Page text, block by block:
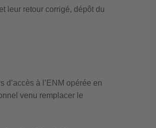
leur retour corrigé, dépôt du
d’accès à l’ENM opérée en
venu remplacer le